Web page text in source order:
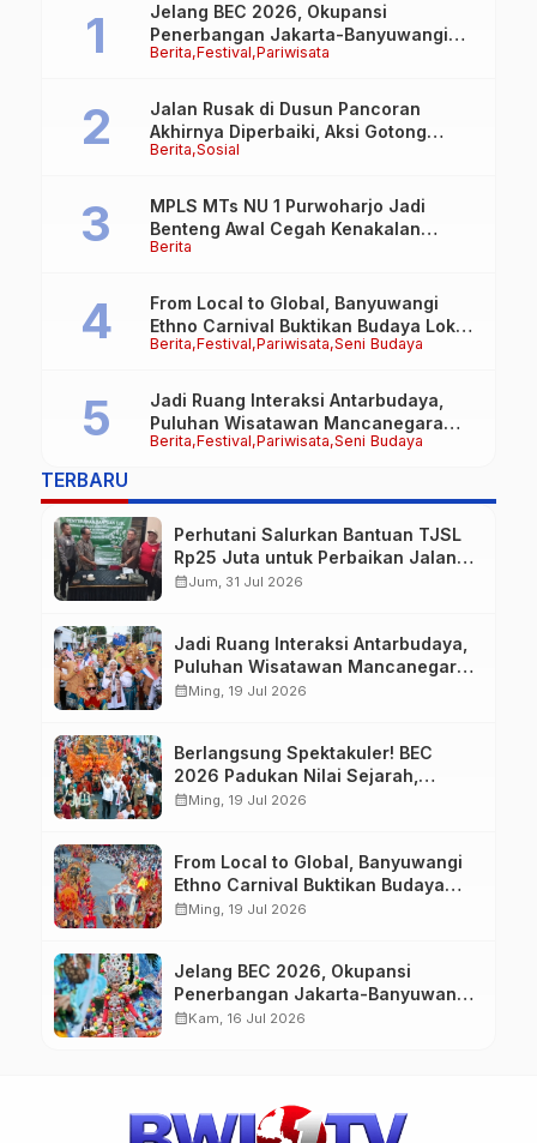
Berita Festival Pariwisata
Jelang BEC 2026, Okupansi
Penerbangan Jakarta-Banyuwangi
Tembus 90 Persen
Berita Sosial
Jalan Rusak di Dusun Pancoran
Akhirnya Diperbaiki, Aksi Gotong
Royong FRB dan Laskar Bali Shanti Jet
Berita
MPLS MTs NU 1 Purwoharjo Jadi
Benteng Awal Cegah Kenakalan
Remaja, Polsek Purwoharjo Tanamkan
Berita Festival Pariwisata Seni Budaya
From Local to Global, Banyuwangi
Ethno Carnival Buktikan Budaya Lokal
Mampu Mendunia
Berita Festival Pariwisata Seni Budaya
Jadi Ruang Interaksi Antarbudaya,
Puluhan Wisatawan Mancanegara
Meriahkan BEC 2026
TERBARU
Perhutani Salurkan Bantuan TJSL
Rp25 Juta untuk Perbaikan Jalan
Warga Sekitar Hutan di
calendar_monthJum, 31 Jul 2026
Jadi Ruang Interaksi Antarbudaya,
Puluhan Wisatawan Mancanegara
Meriahkan BEC 2026
calendar_monthMing, 19 Jul 2026
Berlangsung Spektakuler! BEC
2026 Padukan Nilai Sejarah,
Budaya, dan Fashion Berkelas
calendar_monthMing, 19 Jul 2026
From Local to Global, Banyuwangi
Ethno Carnival Buktikan Budaya
Lokal Mampu Mendunia
calendar_monthMing, 19 Jul 2026
Jelang BEC 2026, Okupansi
Penerbangan Jakarta-Banyuwangi
Tembus 90 Persen
calendar_monthKam, 16 Jul 2026